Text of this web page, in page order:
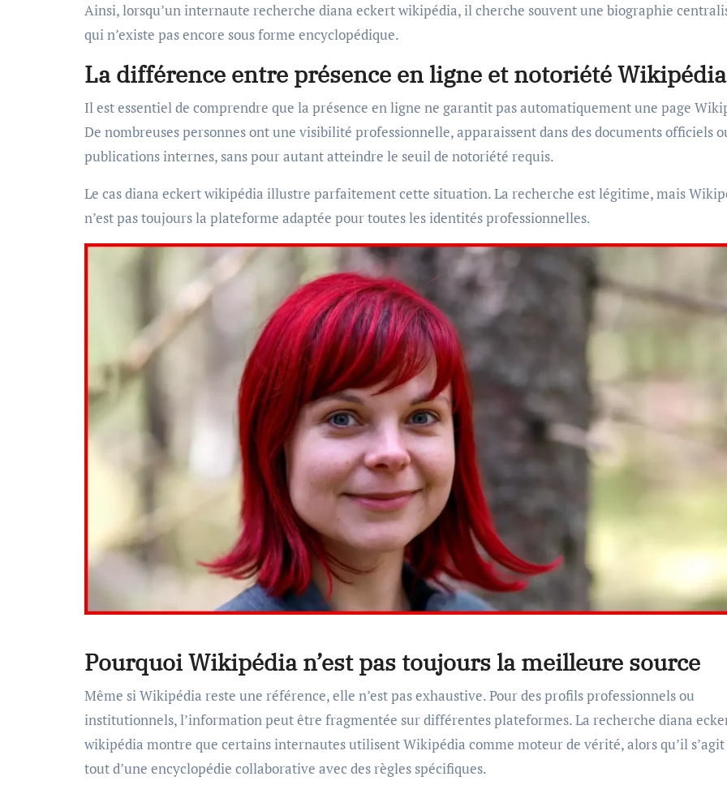
Ainsi, lorsqu’un internaute recherche diana eckert wikipédia, il cherche souvent une biographie
qui n’existe pas encore sous forme encyclopédique.
La différence entre présence en ligne et notoriété Wikipédia
Il est essentiel de comprendre que la présence en ligne ne garantit pas automatiquement une page
De nombreuses personnes ont une visibilité professionnelle, apparaissent dans des documents officiels
publications internes, sans pour autant atteindre le seuil de notoriété requis.
Le cas diana eckert wikipédia illustre parfaitement cette situation. La recherche est légitime, mais
n’est pas toujours la plateforme adaptée pour toutes les identités professionnelles.
Pourquoi Wikipédia n’est pas toujours la meilleure source
Même si Wikipédia reste une référence, elle n’est pas exhaustive. Pour des profils professionnels ou
institutionnels, l’information peut être fragmentée sur différentes plateformes. La recherche diana
wikipédia montre que certains internautes utilisent Wikipédia comme moteur de vérité, alors qu’il
tout d’une encyclopédie collaborative avec des règles spécifiques.